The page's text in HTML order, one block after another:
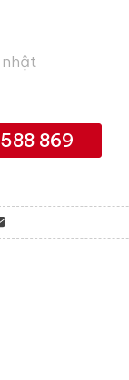
869